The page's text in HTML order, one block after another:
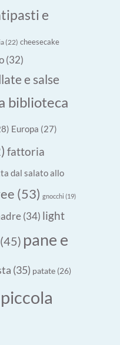
e
(22) cheesecake
(32)
e salse
biblioteca
Europa (27)
fattoria
dal salato allo
(53) gnocchi (19)
(34) light
(45) pane e
(35) patate (26)
piccola